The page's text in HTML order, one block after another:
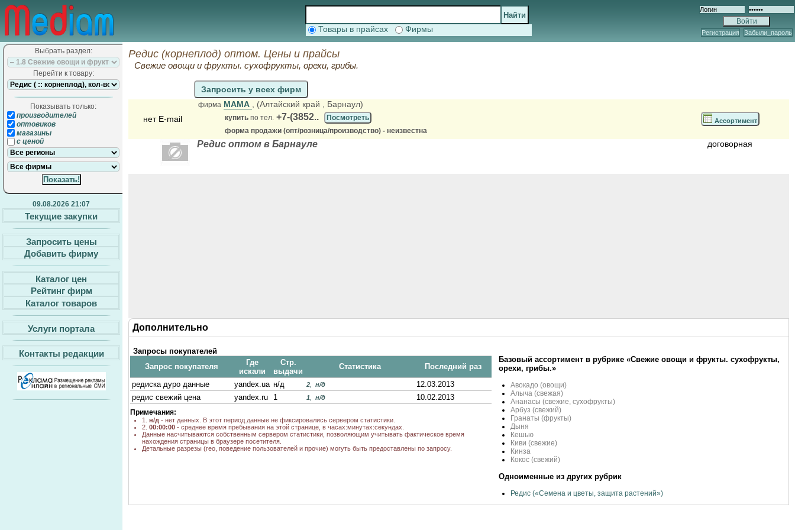
Товары в прайсах Фирмы Регистрация Забыли_пароль
Выбрать раздел:
Перейти к товару:
Показывать только:
производителей
оптовиков
магазины
с ценой
09.08.2026 21:07
Текущие закупки
Запросить цены
Добавить фирму
Каталог цен
Рейтинг фирм
Каталог товаров
Услуги портала
Контакты редакции
Редис (корнеплод) оптом. Цены и прайсы
Свежие овощи и фрукты. сухофрукты, орехи, грибы.
Запросить у всех фирм
нет E-mail
фирма МАМА , (Алтайский край , Барнаул)
купить по тел. +7-(3852..
Посмотреть
форма продажи (опт/розница/производство) - неизвестна
Ассортимент
Редис оптом в Барнауле договорная
Дополнительно
Запросы покупателей
Запрос покупателя
Где
искали
Стр.
выдачи
Статистика
Последний раз
редиска дуро данные
yandex.ua н/д 2 н/д
12.03.2013
редис свежий цена
yandex.ru 1 1 н/д 10.02.2013
Примечания:
1. н/д - нет данных. В этот период данные не фиксировались сервером статистики.
2. 00:00:00 - среднее время пребывания на этой странице, в часах:минутах:секундах.
Данные насчитываются собственным сервером статистики, позволяющим учитывать фактическое время
нахождения страницы в браузере посетителя.
Детальные разрезы (гео, поведение пользователей и прочие) могуть быть предоставлены по запросу.
Базовый ассортимент в рубрике «Свежие овощи и фрукты. сухофрукты,
орехи, грибы.»
Авокадо (овощи)
Алыча (свежая)
Ананасы (свежие, сухофрукты)
Арбуз (свежий)
Гранаты (фрукты)
Дыня
Кешью
Киви (свежие)
Кинза
Кокос (свежий)
Одноименные из других рубрик
Редис («Семена и цветы, защита растений»)